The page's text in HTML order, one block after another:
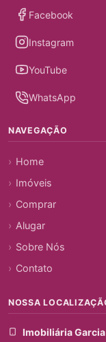
Facebook
Instagram
YouTube
WhatsApp
NAVEGAÇÃO
Home
Imóveis
Comprar
Alugar
Sobre Nós
Contato
NOSSA
Imobiliária